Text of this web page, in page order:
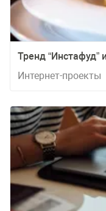
Тренд “Инстафуд”
Интернет-проекты